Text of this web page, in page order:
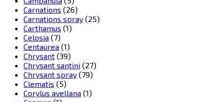
Carnations (26)
Carnations spray (25)
Carthamus (1)
Celosia (7)
Centaurea (1)
Chrysant (39)
Chrysant santini (27)
Chrysant spray (79)
Clematis (5)
Corylus avellana (1)